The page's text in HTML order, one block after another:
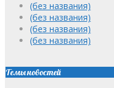
(без названия)
(без названия)
(без названия)
(без названия)
Темы новостей